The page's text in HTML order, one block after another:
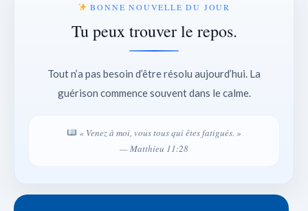
BONNE NOUVELLE DU JOUR
Tu peux trouver le repos.
Tout n’a pas besoin d’être résolu aujourd’hui. La
guérison commence souvent dans le calme.
« Venez à moi, vous tous qui êtes fatigués. »
— Matthieu 11:28